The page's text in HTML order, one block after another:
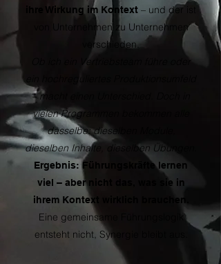
ihre Wirkung im Kontext – und der ist
von Unternehmen zu Unternehmen
verschieden.
Ob ich ein Vertriebsteam führe oder
ein hochreguliertes Produktionsumfeld
– macht einen Unterschied. Doch in
vielen Programmen bekommen alle
dasselbe: dieselben Module,
dieselben Inhalte, dieselben Übungen.
Ergebnis: Führungskräfte lernen
viel – aber nicht das, was sie in
ihrem Kontext wirklich brauchen.
Eine gemeinsame Führungslogik
entsteht nicht, Synergie bleibt aus.